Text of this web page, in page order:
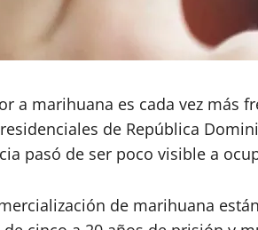
a marihuana es cada vez más
de República
pasó de ser poco visible a
de marihuana